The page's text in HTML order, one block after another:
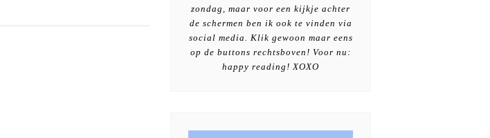
zondag, maar voor een kijkje achter
de schermen ben ik ook te vinden via
social media. Klik gewoon maar eens
op de buttons rechtsboven! Voor nu:
happy reading! XOXO